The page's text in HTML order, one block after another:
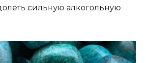
сильную алкогольную